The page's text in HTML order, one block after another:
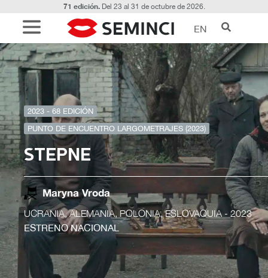
71 edición.Del 23 al 31 de octubre de 2026.
EN
2023 - 68 EDICIÓN
PUNTO DE ENCUENTRO LARGOMETRAJES (2023)
STEPNE
Maryna Vroda
UCRANIA, ALEMANIA, POLONIA, ESLOVAQUIA - 2023
ESTRENO NACIONAL